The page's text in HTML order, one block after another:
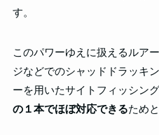
す。
このパワーゆえに扱えるルア
ジなどでのシャッドドラッキ
ーを用いたサイトフィッシング
の１本でほぼ対応できるため